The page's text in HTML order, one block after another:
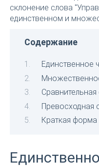
склонение слова
единственном и
Содержание
Единственное
Сравнительная
Превосходная
Краткая форма